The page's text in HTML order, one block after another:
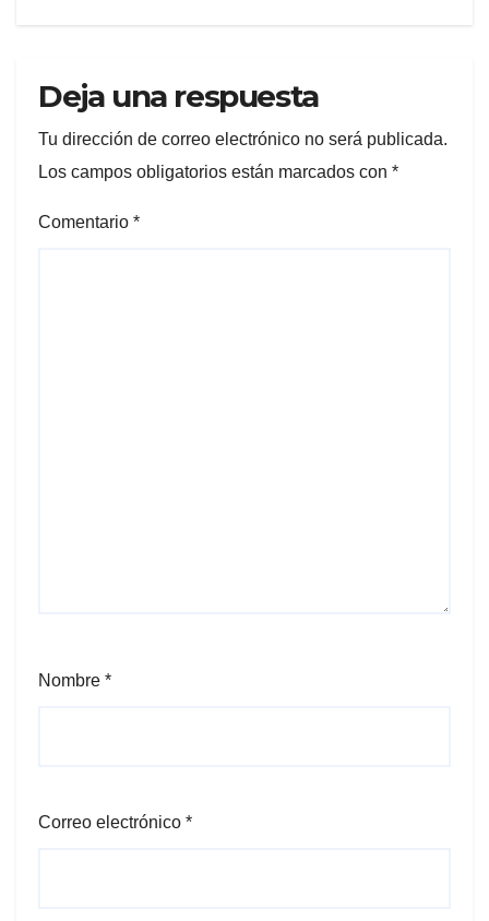
Deja una respuesta
Tu dirección de correo electrónico no será publicada.
Los campos obligatorios están marcados con *
Comentario *
Nombre *
Correo electrónico *